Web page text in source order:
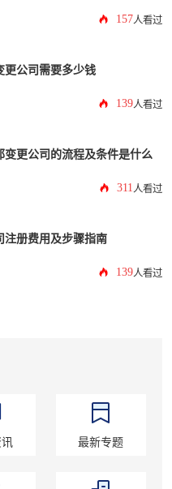
157人看过
更公司需要多少钱
139人看过
变更公司的流程及条件是什么
311 人看过
注册费用及步骤指南
139人看过
最新专题